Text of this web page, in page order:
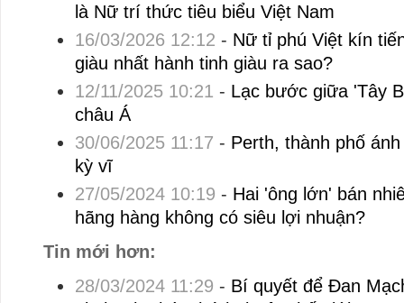
là Nữ trí thức tiêu biểu Việt Nam
16/03/2026 12:12 - Nữ tỉ phú Việt kín
giàu nhất hành tinh giàu ra sao?
12/11/2025 10:21 - Lạc bước giữa 'Tây
châu Á
30/06/2025 11:17 - Perth, thành phố
kỳ vĩ
27/05/2024 10:19 - Hai 'ông lớn' bán
hãng hàng không có siêu lợi nhuận?
Tin mới hơn:
28/03/2024 11:29 - Bí quyết để Đan